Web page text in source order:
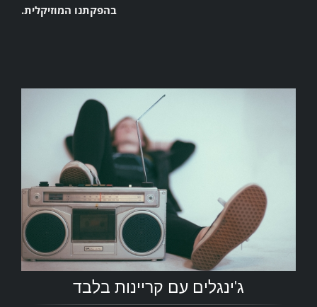
בהפקתנו המוזיקלית.
ג'ינגלים עם קריינות בלבד